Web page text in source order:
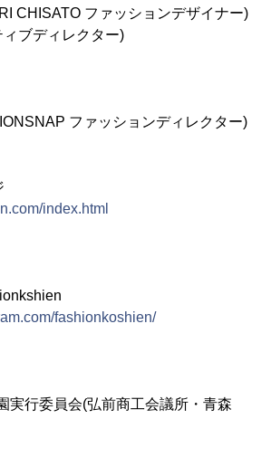
CHISATO ファッションデザイナー)
ブディレクター)
ファッションディレクター)
index.html
fashionkoshien/
実行委員会(弘前商工会議所・青森